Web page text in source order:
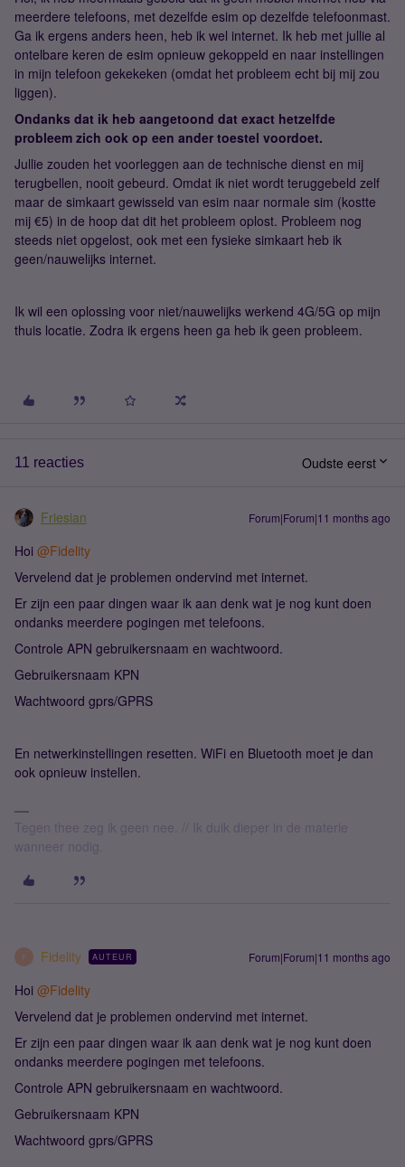
meerdere telefoons, met dezelfde esim op dezelfde telefoonmast.
Ga ik ergens anders heen, heb ik wel internet. Ik heb met jullie al
ontelbare keren de esim opnieuw gekoppeld en naar instellingen
in mijn telefoon gekekeken (omdat het probleem echt bij mij zou
liggen).
Ondanks dat ik heb aangetoond dat exact hetzelfde
probleem zich ook op een ander toestel voordoet.
Jullie zouden het voorleggen aan de technische dienst en mij
terugbellen, nooit gebeurd. Omdat ik niet wordt teruggebeld zelf
maar de simkaart gewisseld van esim naar normale sim (kostte
mij €5) in de hoop dat dit het probleem oplost. Probleem nog
steeds niet opgelost, ook met een fysieke simkaart heb ik
geen/nauwelijks internet.
Ik wil een oplossing voor niet/nauwelijks werkend 4G/5G op mijn
thuis locatie. Zodra ik ergens heen ga heb ik geen probleem.
11 reacties Oudste eerst
Friesian Forum|Forum|11 months ago
Hoi ​ @Fidelity
Vervelend dat je problemen ondervind met internet.
Er zijn een paar dingen waar ik aan denk wat je nog kunt doen
ondanks meerdere pogingen met telefoons.
Controle APN gebruikersnaam en wachtwoord.
Gebruikersnaam KPN
Wachtwoord gprs/GPRS
En netwerkinstellingen resetten. WiFi en Bluetooth moet je dan
ook opnieuw instellen.
Tegen thee zeg ik geen nee. // Ik duik dieper in de materie
wanneer nodig.
F Fidelity AUTEUR Forum|Forum|11 months ago
Hoi ​ @Fidelity
Vervelend dat je problemen ondervind met internet.
Er zijn een paar dingen waar ik aan denk wat je nog kunt doen
ondanks meerdere pogingen met telefoons.
Controle APN gebruikersnaam en wachtwoord.
Gebruikersnaam KPN
Wachtwoord gprs/GPRS